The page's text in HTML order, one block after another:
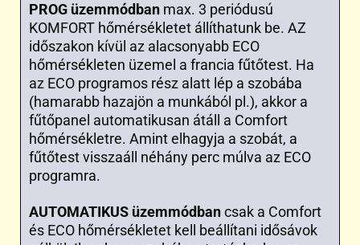
PROG üzemmódban max. 3 periódusú
KOMFORT hőmérsékletet állíthatunk be. AZ
időszakon kívül az alacsonyabb ECO
hőmérsékleten üzemel a francia fűtőtest. Ha
az ECO programos rész alatt lép a szobába
(hamarabb hazajön a munkából pl.), akkor a
fűtőpanel automatikusan átáll a Comfort
hőmérsékletre. Amint elhagyja a szobát, a
fűtőtest visszaáll néhány perc múlva az ECO
programra.
AUTOMATIKUS üzemmódbancsak a Comfort
és ECO hőmérsékletet kell beállítani idősávok